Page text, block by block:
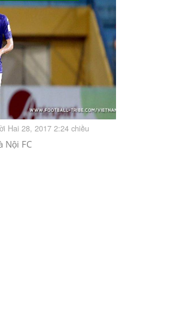
Hai 28, 2017 2:24 chiều
Nội FC